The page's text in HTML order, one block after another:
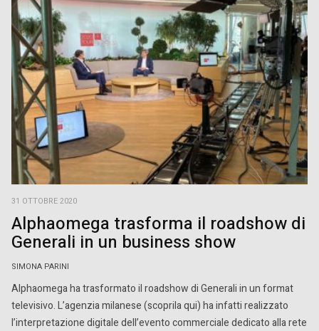
31 OTTOBRE 2020
Alphaomega trasforma il roadshow di
Generali in un business show
SIMONA PARINI
Alphaomega ha trasformato il roadshow di Generali in un format
televisivo. L’agenzia milanese (scoprila qui) ha infatti realizzato
l’interpretazione digitale dell’evento commerciale dedicato alla rete